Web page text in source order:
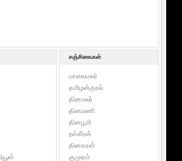
சஞ்சிகைகள்
மாலைமலர்
தமிழன்குரல்
தினமலர்
தினமணி
தினபூமி
நக்கீரன்
தினகரன்
குமுதம்